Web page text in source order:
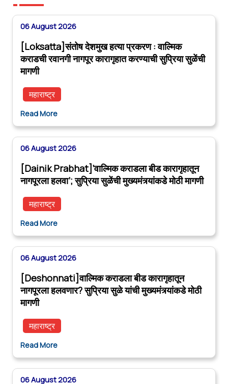
06 August 2026
[Loksatta]संतोष देशमुख हत्या प्रकरण : वाल्मिक
कराडची रवानगी नागपूर कारागृहात करण्याची सुप्रिया सुळेंची
मागणी
महाराष्ट्र
Read More
06 August 2026
[Dainik Prabhat]‘वाल्मिक कराडला बीड कारागृहातून
नागपूरला हलवा’; सुप्रिया सुळेंची मुख्यमंत्र्यांकडे मोठी मागणी
महाराष्ट्र
Read More
06 August 2026
[Deshonnati]वाल्मिक कराडला बीड कारागृहातून
नागपूरला हलवणार? सुप्रिया सुळे यांची मुख्यमंत्र्यांकडे मोठी
मागणी
महाराष्ट्र
Read More
06 August 2026